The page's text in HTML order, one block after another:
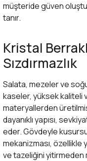
müşteride güven
tanır.
Kristal
Sızdırmazlık
Salata, mezeler ve
kaseler, yüksek kaliteli
materyallerden
dayanıklı yapısı,
eder. Gövdeyle
mekanizması, özellikle
ve tazeliğini yitirmeden